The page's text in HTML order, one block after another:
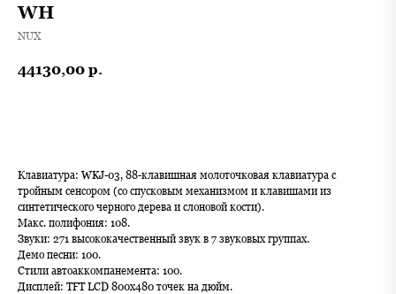
WH
NUX
44130,00 р.
Клавиатура: WKJ-03, 88-клавишная молоточковая клавиатура с
тройным сенсором (со спусковым механизмом и клавишами из
синтетического черного дерева и слоновой кости).
Макс. полифония: 108.
Звуки: 271 высококачественный звук в 7 звуковых группах.
Демо песни: 100.
Стили автоаккомпанемента: 100.
Дисплей: TFT LCD 800x480 точек на дюйм.